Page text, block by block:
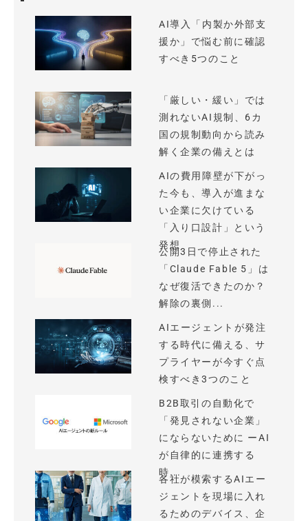
AI導入「内製か外部支
援か」で悩む前に確認
すべき5つのこと
「厳しい・緩い」では
測れないAI規制、6カ
国の規制動向から読み
解く企業の備えとは
AIの費用障壁が下がっ
た今も、導入が進まな
い企業に欠けている
「入り口設計」という
発想
公開3日で停止された
「Claude Fable 5」は
なぜ復活できたのか？
解除の裏側...
AIエージェントが発注
する時代に備える、サ
プライヤーが今すぐ点
検すべき3つのこと
B2B取引の自動化で
「発見されない企業」
にならないために ーAI
が自律的に連携する
時...
各社が模索するAIエー
ジェントを現場に入れ
るためのデバイス、企